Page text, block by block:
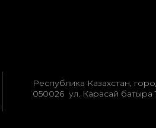
Республика Казахстан,
050026 ул. Карасай батыра